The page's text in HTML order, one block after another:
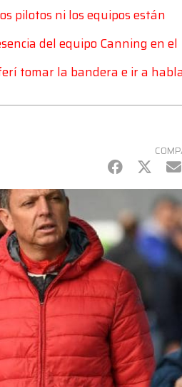
pilotos ni los equipos están
del equipo Canning en el
tomar la bandera e ir a
Facebook
Twitter
mail